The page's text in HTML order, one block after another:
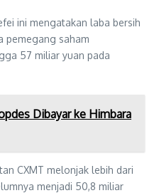
ini mengatakan laba bersih
pemegang saham
57 miliar yuan pada
Dibayar ke Himbara
CXMT melonjak lebih dari
menjadi 50,8 miliar